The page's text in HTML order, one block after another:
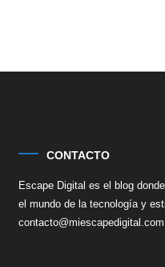
CONTACTO
Escape Digital es el blog
el mundo de la tecnología y
contacto@miescapedigital.com